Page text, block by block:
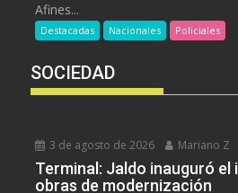
Afines...
Destacadas Nacionales Policiales
SOCIEDAD
3 de agosto de 2026 Mariano Z
Terminal: Jaldo inauguró el
obras de modernización